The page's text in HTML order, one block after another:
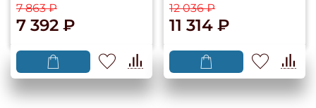
7 863 ₽
7 392 ₽
12 036 ₽
11 314 ₽